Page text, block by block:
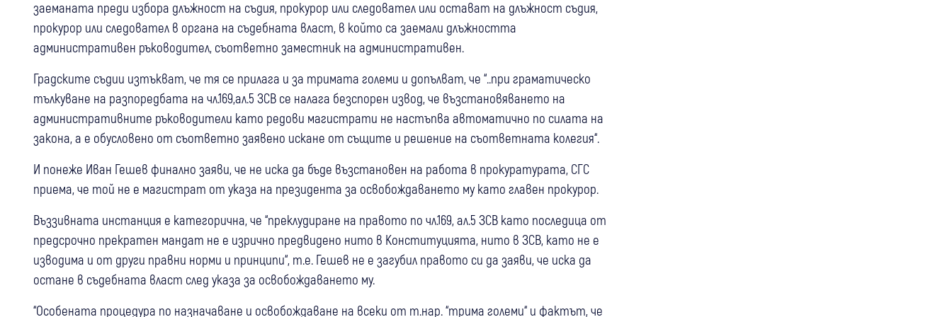
заеманата преди избора длъжност на съдия, прокурор или следовател или остават на длъжност съдия,
прокурор или следовател в органа на съдебната власт, в който са заемали длъжността
административен ръководител, съответно заместник на административен.
Градските съдии изтъкват, че тя се прилага и за тримата големи и допълват, че “..при граматическо
тълкуване на разпоредбата на чл.169,ал.5 ЗСВ се налага безспорен извод, че възстановяването на
административните ръководители като редови магистрати не настъпва автоматично по силата на
закона, а е обусловено от съответно заявено искане от същите и решение на съответната колегия“.
И понеже Иван Гешев финално заяви, че не иска да бъде възстановен на работа в прокуратурата, СГС
приема, че той не е магистрат от указа на президента за освобождаването му като главен прокурор.
Въззивната инстанция е категорична, че “преклудиране на правото по чл.169, ал.5 ЗСВ като последица от
предсрочно прекратен мандат не е изрично предвидено нито в Конституцията, нито в ЗСВ, като не е
изводима и от други правни норми и принципи“, т.е. Гешев не е загубил правото си да заяви, че иска да
остане в съдебната власт след указа за освобождаването му.
“Особената процедура по назначаване и освобождаване на всеки от т.нар. “трима големи“ и фактът, че